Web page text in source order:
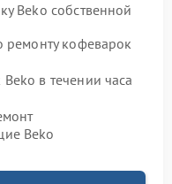
Beko собственной
ремонту кофеварок
в течении часа
Beko